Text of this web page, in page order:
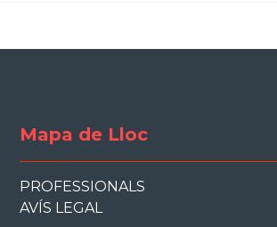
Mapa de Lloc
PROFESSIONALS
AVÍS LEGAL